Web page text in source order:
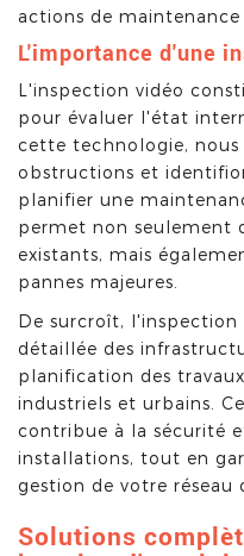
actions de maintenance
L'importance d'une
L'inspection vidéo
pour évaluer l'état
cette technologie, nous
obstructions et
planifier une
permet non seulement
existants, mais
pannes majeures.
De surcroît, l'inspection
détaillée des
planification des
industriels et urbains.
contribue à la sécurité
installations, tout en
gestion de votre réseau
Solutions